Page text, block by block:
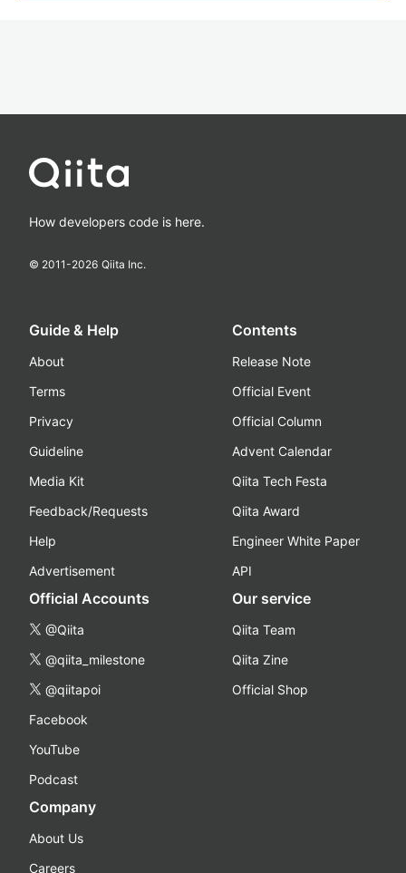
How developers code is here.
© 2011-2026 Qiita Inc.
Guide & Help
About
Terms
Privacy
Guideline
Media Kit
Feedback/Requests
Help
Advertisement
Contents
Release Note
Official Event
Official Column
Advent Calendar
Qiita Tech Festa
Qiita Award
Engineer White Paper
API
Official Accounts
@Qiita
@qiita_milestone
@qiitapoi
Facebook
YouTube
Podcast
Our service
Qiita Team
Qiita Zine
Official Shop
Company
About Us
Careers